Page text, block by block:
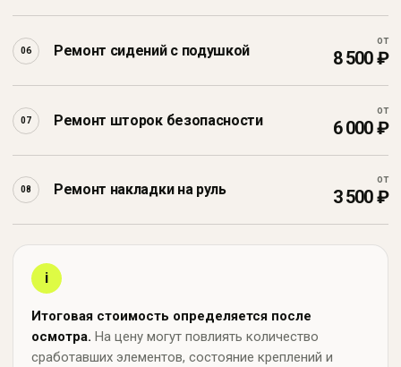
06 Ремонт сидений с подушкой
от
8 500 ₽
07 Ремонт шторок безопасности
от
6 000 ₽
08 Ремонт накладки на руль
от
3 500 ₽
i
Итоговая стоимость определяется после
осмотра. На цену могут повлиять количество
сработавших элементов, состояние креплений и